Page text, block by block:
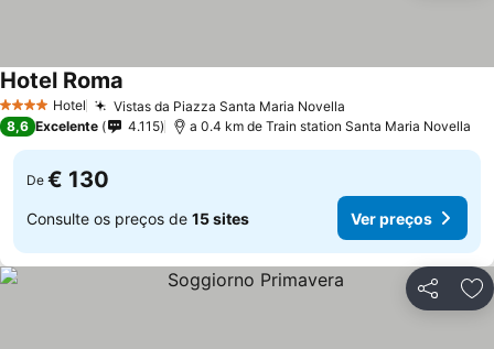
4 EstrelasHotel Vistas da Piazza Santa Maria Novella
Hotel Roma
8,6 Excelente 4.115 a 0.4 km de Train station Santa Maria Novella
De € 130
Consulte os preços de 15 sites Ver preços
Partilhar